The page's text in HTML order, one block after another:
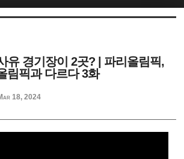
유 경기장이 2곳? | 파리올림픽,
림픽과 다르다 3화
18, 2024
스케치북5
스케치북5